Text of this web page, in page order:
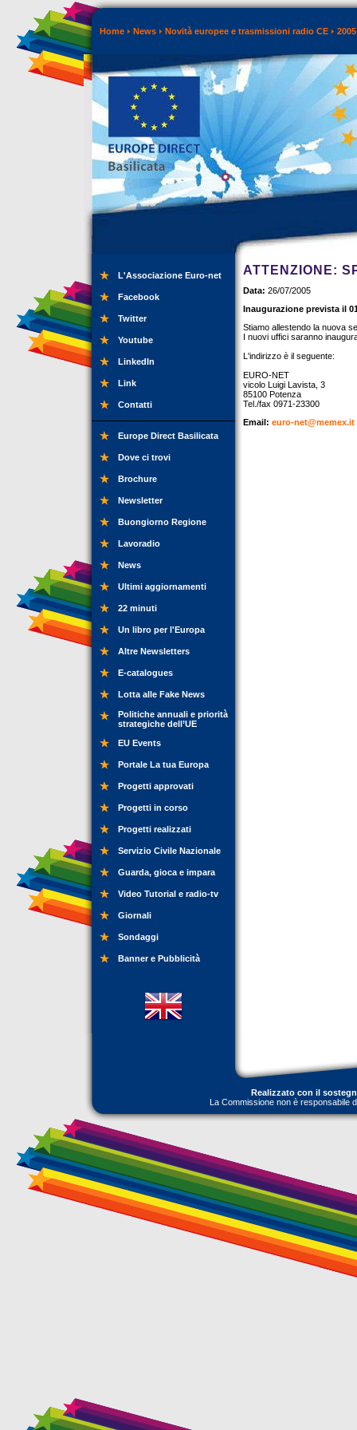
Home News Novità europee e trasmissioni radio CE 2005
L'Associazione Euro-net
Facebook
Twitter
Youtube
LinkedIn
Link
Contatti
Europe Direct Basilicata
Dove ci trovi
Brochure
Newsletter
Buongiorno Regione
Lavoradio
News
Ultimi aggiornamenti
22 minuti
Un libro per l'Europa
Altre Newsletters
E-catalogues
Lotta alle Fake News
Politiche annuali e priorità
strategiche dell’UE
EU Events
Portale La tua Europa
Progetti approvati
Progetti in corso
Progetti realizzati
Servizio Civile Nazionale
Guarda, gioca e impara
Video Tutorial e radio-tv
Giornali
Sondaggi
Banner e Pubblicità
ATTENZIONE:
Data: 26/07/2005
Inaugurazione prevista il
Stiamo allestendo la nuova
I nuovi uffici saranno
L'indirizzo è il seguente:
EURO-NET
vicolo Luigi Lavista, 3
85100 Potenza
Tel./fax 0971-23300
Email: euro-net@memex.it
Realizzato con il
La Commissione non è responsabile